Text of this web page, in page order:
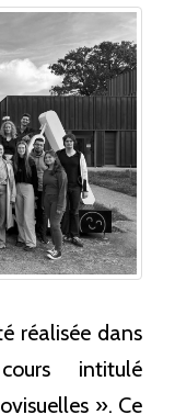
réalisée dans
intitulé
». Ce